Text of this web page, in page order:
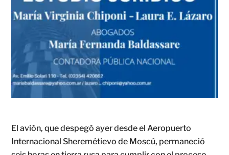
El avión, que despegó ayer desde el Aeropuerto
Internacional Sheremétievo de Moscú, permaneció